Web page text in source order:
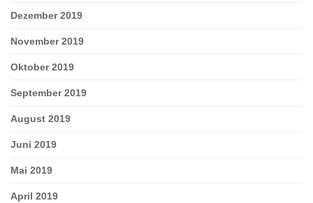
Dezember 2019
November 2019
Oktober 2019
September 2019
August 2019
Juni 2019
Mai 2019
April 2019